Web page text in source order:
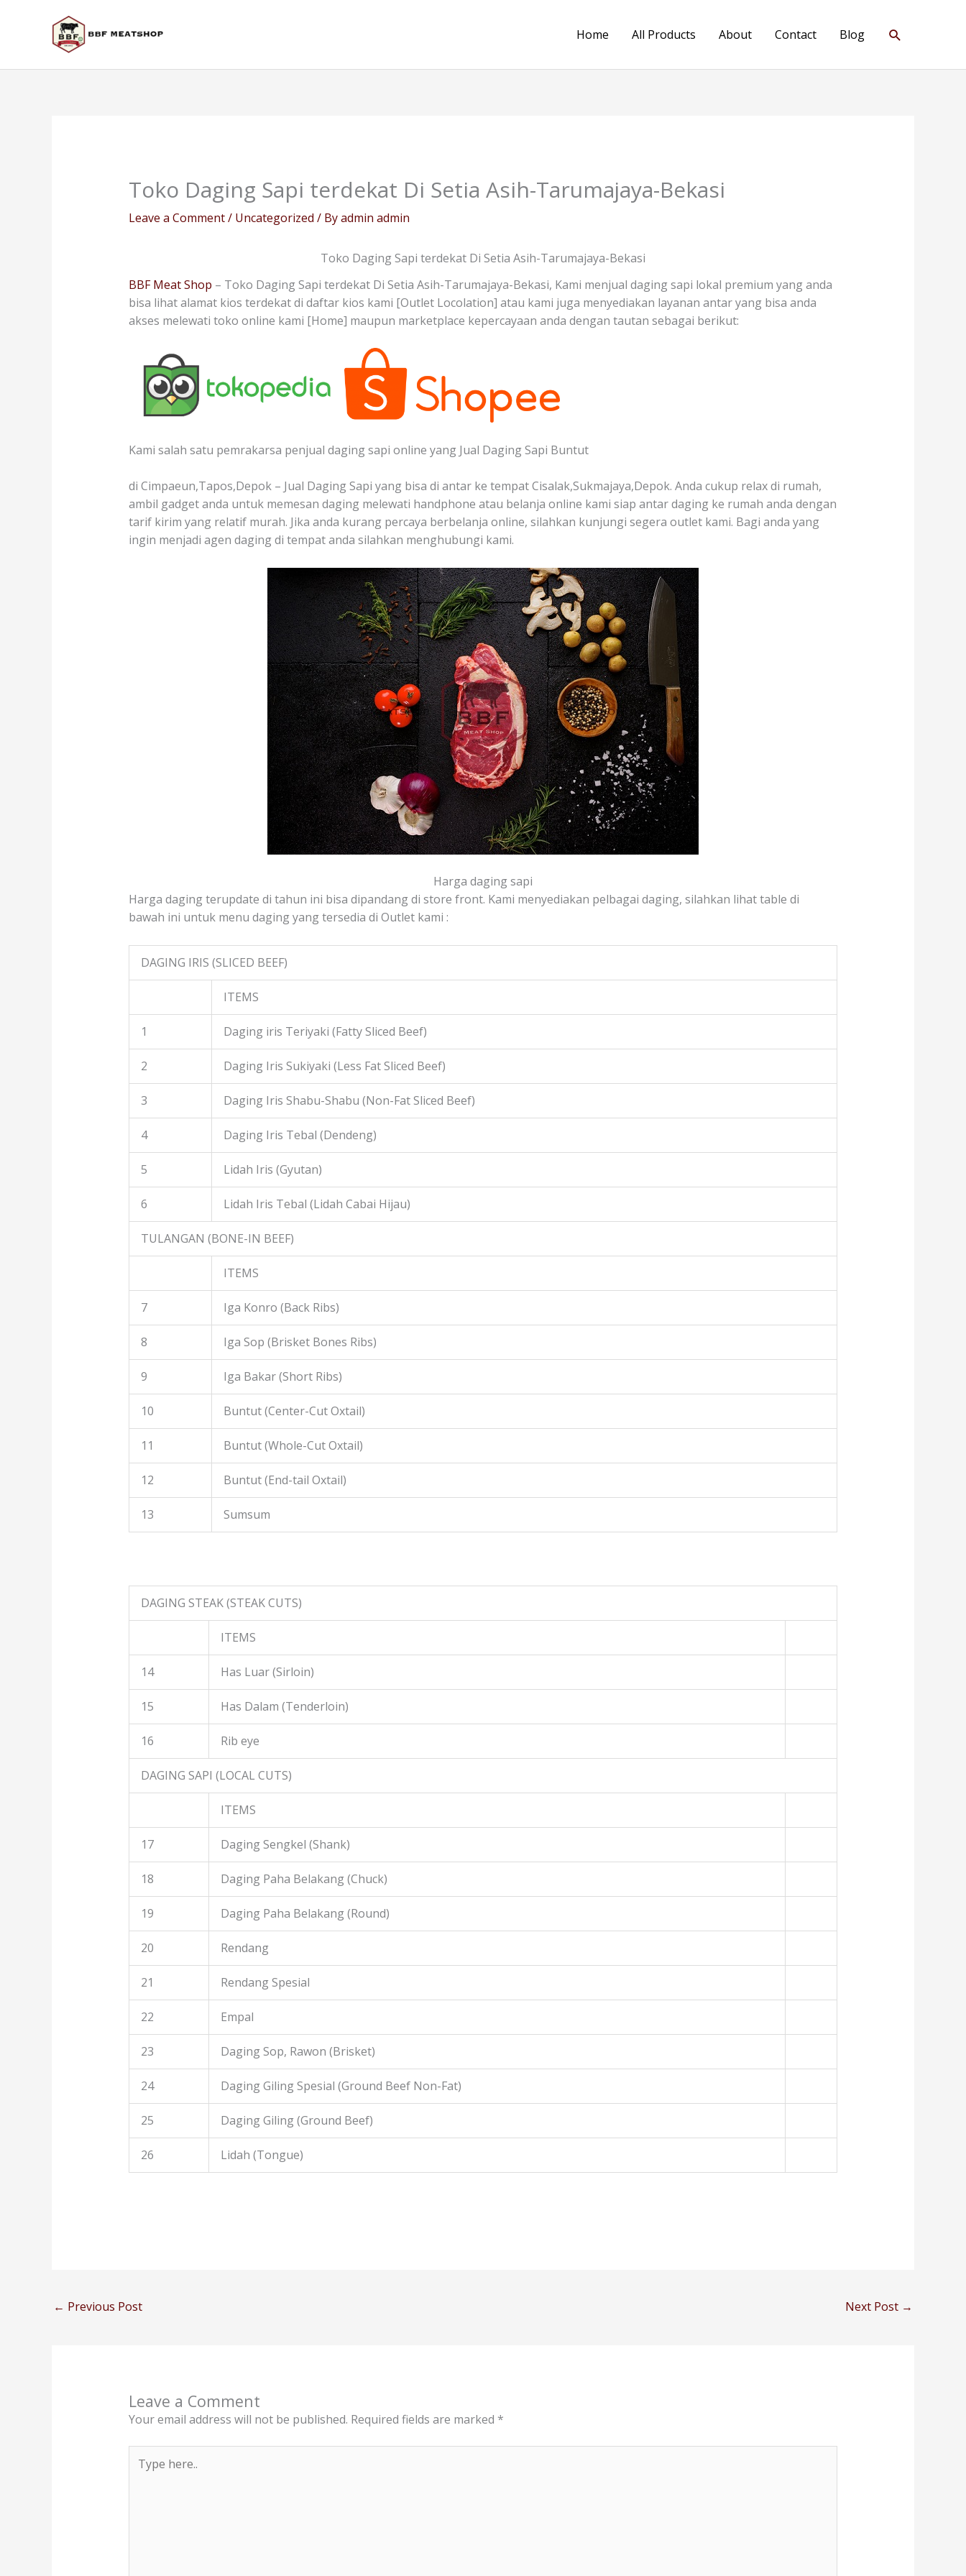
Home All Products About Contact Blog Search
Toko Daging Sapi terdekat Di Setia Asih-Tarumajaya-Bekasi
Leave a Comment/ Uncategorized / Byadmin admin
Toko Daging Sapi terdekat Di Setia Asih-Tarumajaya-Bekasi
BBF Meat Shop – Toko Daging Sapi terdekat Di Setia Asih-Tarumajaya-Bekasi, Kami menjual daging sapi lokal premium yang anda
bisa lihat alamat kios terdekat di daftar kios kami [Outlet Locolation] atau kami juga menyediakan layanan antar yang bisa anda
akses melewati toko online kami [Home] maupun marketplace kepercayaan anda dengan tautan sebagai berikut:
Kami salah satu pemrakarsa penjual daging sapi online yang Jual Daging Sapi Buntut
di Cimpaeun,Tapos,Depok – Jual Daging Sapi yang bisa di antar ke tempat Cisalak,Sukmajaya,Depok. Anda cukup relax di rumah,
ambil gadget anda untuk memesan daging melewati handphone atau belanja online kami siap antar daging ke rumah anda dengan
tarif kirim yang relatif murah. Jika anda kurang percaya berbelanja online, silahkan kunjungi segera outlet kami. Bagi anda yang
ingin menjadi agen daging di tempat anda silahkan menghubungi kami.
Harga daging sapi
Harga daging terupdate di tahun ini bisa dipandang di store front. Kami menyediakan pelbagai daging, silahkan lihat table di
bawah ini untuk menu daging yang tersedia di Outlet kami :
DAGING IRIS (SLICED BEEF)
ITEMS
1 Daging iris Teriyaki (Fatty Sliced Beef)
2 Daging Iris Sukiyaki (Less Fat Sliced Beef)
3 Daging Iris Shabu-Shabu (Non-Fat Sliced Beef)
4 Daging Iris Tebal (Dendeng)
5 Lidah Iris (Gyutan)
6 Lidah Iris Tebal (Lidah Cabai Hijau)
TULANGAN (BONE-IN BEEF)
ITEMS
7 Iga Konro (Back Ribs)
8 Iga Sop (Brisket Bones Ribs)
9 Iga Bakar (Short Ribs)
10 Buntut (Center-Cut Oxtail)
11 Buntut (Whole-Cut Oxtail)
12 Buntut (End-tail Oxtail)
13 Sumsum
DAGING STEAK (STEAK CUTS)
ITEMS
14 Has Luar (Sirloin)
15 Has Dalam (Tenderloin)
16 Rib eye
DAGING SAPI (LOCAL CUTS)
ITEMS
17 Daging Sengkel (Shank)
18 Daging Paha Belakang (Chuck)
19 Daging Paha Belakang (Round)
20 Rendang
21 Rendang Spesial
22 Empal
23 Daging Sop, Rawon (Brisket)
24 Daging Giling Spesial (Ground Beef Non-Fat)
25 Daging Giling (Ground Beef)
26 Lidah (Tongue)
← Previous Post Next Post →
Leave a Comment
Your email address will not be published. Required fields are marked *
here..